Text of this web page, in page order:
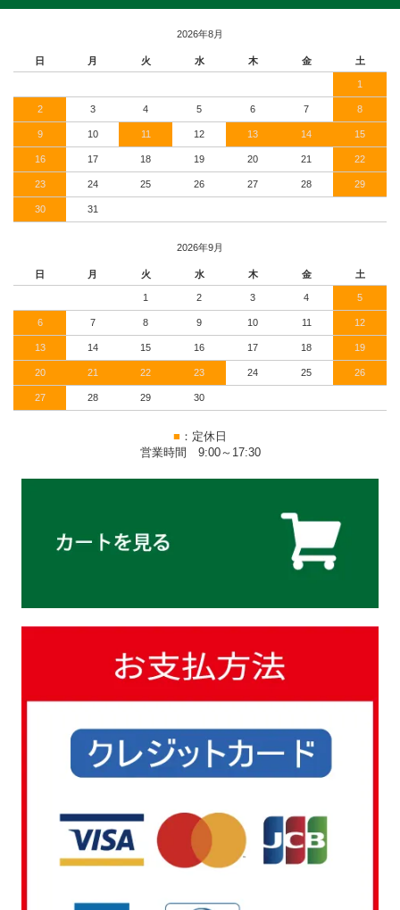
2026年8月
日 月 火 水 木 金 土
1
2 3 4 5 6 7 8
9 10 11 12 13 14 15
16 17 18 19 20 21 22
23 24 25 26 27 28 29
30 31
2026年9月
日 月 火 水 木 金 土
1 2 3 4 5
6 7 8 9 10 11 12
13 14 15 16 17 18 19
20 21 22 23 24 25 26
27 28 29 30
■ ：定休日
営業時間 9:00～17:30